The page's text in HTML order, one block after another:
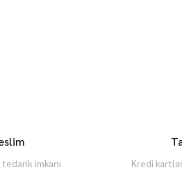
imkanı Kredi